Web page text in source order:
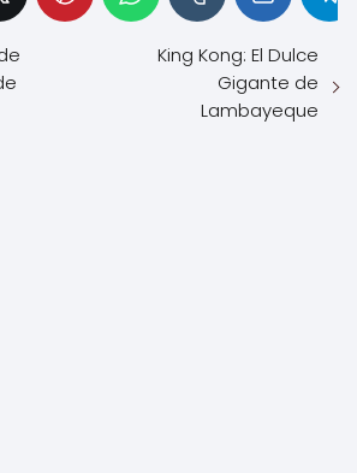
King Kong: El Dulce
Gigante de
Lambayeque